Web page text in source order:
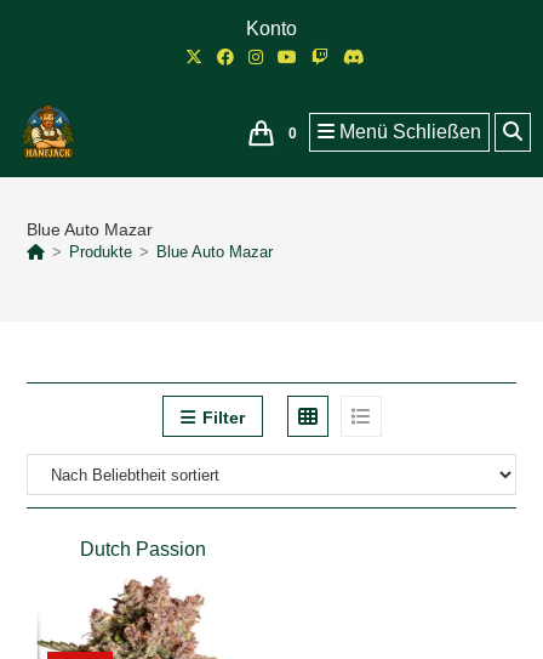
Konto
0 Menü Schließen
Blue Auto Mazar
> Produkte > Blue Auto Mazar
Filter
Dutch Passion